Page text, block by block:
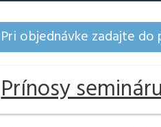
Pri objednávke zadajte do
Prínosy